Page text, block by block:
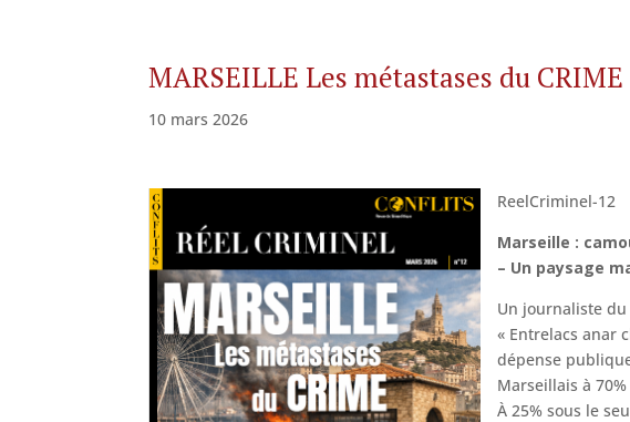
MARSEILLE Les métastases du CRIME
10 mars 2026
ReelCriminel-12
Marseille :
– Un paysage
Un journaliste
« Entrelacs anar
dépense
Marseillais à
À 25% sous le